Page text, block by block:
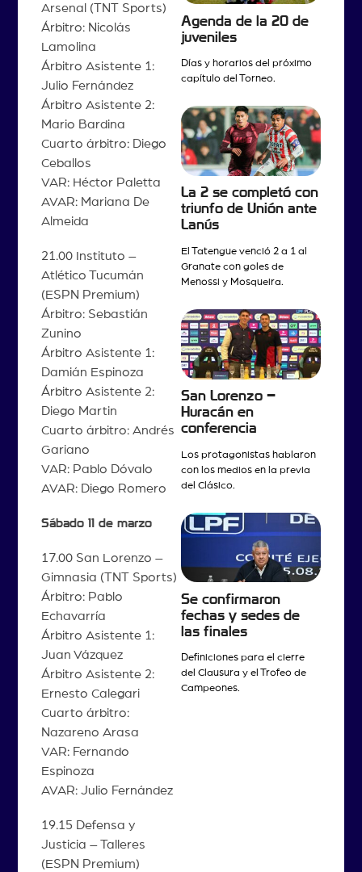
Arsenal (TNT Sports)
Árbitro: Nicolás
Lamolina
Árbitro Asistente 1:
Julio Fernández
Árbitro Asistente 2:
Mario Bardina
Cuarto árbitro: Diego
Ceballos
VAR: Héctor Paletta
AVAR: Mariana De
Almeida
21.00 Instituto –
Atlético Tucumán
(ESPN Premium)
Árbitro: Sebastián
Zunino
Árbitro Asistente 1:
Damián Espinoza
Árbitro Asistente 2:
Diego Martin
Cuarto árbitro: Andrés
Gariano
VAR: Pablo Dóvalo
AVAR: Diego Romero
Sábado 11 de marzo
17.00 San Lorenzo –
Gimnasia (TNT Sports)
Árbitro: Pablo
Echavarría
Árbitro Asistente 1:
Juan Vázquez
Árbitro Asistente 2:
Ernesto Calegari
Cuarto árbitro:
Nazareno Arasa
VAR: Fernando
Espinoza
AVAR: Julio Fernández
19.15 Defensa y
Justicia – Talleres
(ESPN Premium)
Agenda de la 20 de
juveniles
Días y horarios del próximo
capítulo del Torneo.
La 2 se completó con
triunfo de Unión ante
Lanús
El Tatengue venció 2 a 1 al
Granate con goles de
Menossi y Mosqueira.
San Lorenzo –
Huracán en
conferencia
Los protagonistas hablaron
con los medios en la previa
del Clásico.
Se confirmaron
fechas y sedes de
las finales
Definiciones para el cierre
del Clausura y el Trofeo de
Campeones.